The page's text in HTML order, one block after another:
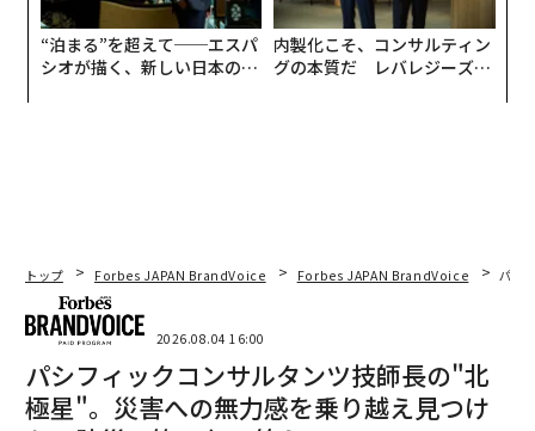
“泊まる”を超えて──エスパ
シオが描く、新しい日本のラ
内製化こそ、コンサルティン
グの本質だ レバレジーズが
トップ Forbes JAPAN BrandVoice Forbes JAPAN BrandVoice パシ
2026.08.04 16:00
パシフィックコンサルタンツ技師長の"北
極星"。災害への無力感を乗り越え見つけ